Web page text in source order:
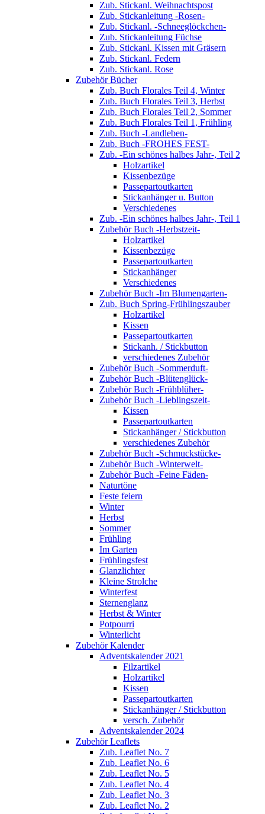
Zub. Stickanl. Weihnachtspost
Zub. Stickanleitung -Rosen-
Zub. Stickanl. -Schneeglöckchen-
Zub. Stickanleitung Füchse
Zub. Stickanl. Kissen mit Gräsern
Zub. Stickanl. Federn
Zub. Stickanl. Rose
Zubehör Bücher
Zub. Buch Florales Teil 4, Winter
Zub. Buch Florales Teil 3, Herbst
Zub. Buch Florales Teil 2, Sommer
Zub. Buch Florales Teil 1, Frühling
Zub. Buch -Landleben-
Zub. Buch -FROHES FEST-
Zub. -Ein schönes halbes Jahr-, Teil 2
Holzartikel
Kissenbezüge
Passepartoutkarten
Stickanhänger u. Button
Verschiedenes
Zub. -Ein schönes halbes Jahr-, Teil 1
Zubehör Buch -Herbstzeit-
Holzartikel
Kissenbezüge
Passepartoutkarten
Stickanhänger
Verschiedenes
Zubehör Buch -Im Blumengarten-
Zub. Buch Spring-Frühlingszauber
Holzartikel
Kissen
Passepartoutkarten
Stickanh. / Stickbutton
verschiedenes Zubehör
Zubehör Buch -Sommerduft-
Zubehör Buch -Blütenglück-
Zubehör Buch -Frühblüher-
Zubehör Buch -Lieblingszeit-
Kissen
Passepartoutkarten
Stickanhänger / Stickbutton
verschiedenes Zubehör
Zubehör Buch -Schmuckstücke-
Zubehör Buch -Winterwelt-
Zubehör Buch -Feine Fäden-
Naturtöne
Feste feiern
Winter
Herbst
Sommer
Frühling
Im Garten
Frühlingsfest
Glanzlichter
Kleine Strolche
Winterfest
Sternenglanz
Herbst & Winter
Potpourri
Winterlicht
Zubehör Kalender
Adventskalender 2021
Filzartikel
Holzartikel
Kissen
Passepartoutkarten
Stickanhänger / Stickbutton
versch. Zubehör
Adventskalender 2024
Zubehör Leaflets
Zub. Leaflet No. 7
Zub. Leaflet No. 6
Zub. Leaflet No. 5
Zub. Leaflet No. 4
Zub. Leaflet No. 3
Zub. Leaflet No. 2